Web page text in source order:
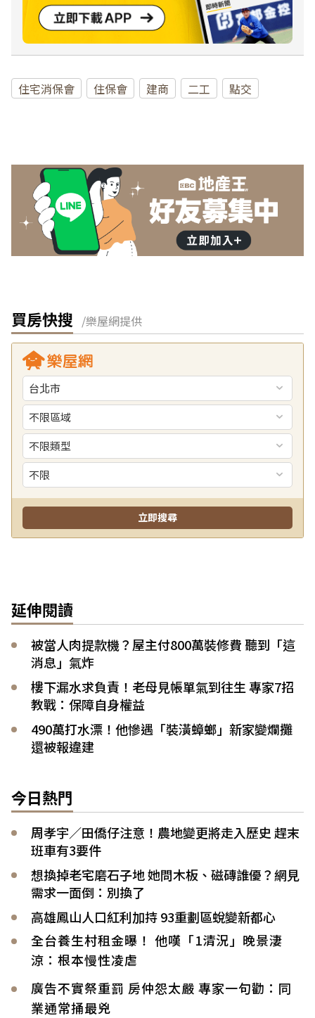
住宅消保會 住保會 建商 二工 點交
買房快搜 /樂屋網提供
延伸閱讀
被當人肉提款機？屋主付800萬裝修費 聽到「這
消息」氣炸
樓下漏水求負責！老母見帳單氣到往生 專家7招
教戰：保障自身權益
490萬打水漂！他慘遇「裝潢蟑螂」新家變爛攤
還被報違建
今日熱門
周孝宇／田僑仔注意！農地變更將走入歷史 趕末
班車有3要件
想換掉老宅磨石子地 她問木板、磁磚誰優？網見
需求一面倒：別換了
高雄鳳山人口紅利加持 93重劃區蛻變新都心
全台養生村租金曝！ 他嘆「1清況」晚景淒
涼：根本慢性凌虐
廣告不實祭重罰 房仲怨太嚴 專家一句勸：同
業通常捅最兇